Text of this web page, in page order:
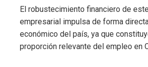
El robustecimiento financiero de
empresarial impulsa de forma
económico del país, ya que
proporción relevante del empleo en